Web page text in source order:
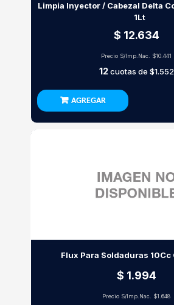
Limpia Inyector / Cabezal Delta
1Lt
$ 12.634
Precio S/Imp.Nac. $10.441
12cuotas de $1.552
AGREGAR
Flux Para Soldaduras
$ 1.994
Precio S/Imp.Nac. $1.648